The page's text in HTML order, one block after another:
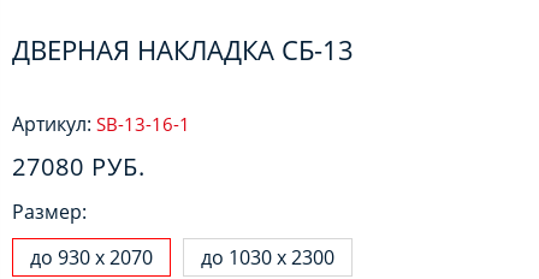
ДВЕРНАЯ НАКЛАДКА СБ-13
Артикул: SB-13-16-1
27080 РУБ.
Размер:
до 930 х 2070
до 1030 х 2300